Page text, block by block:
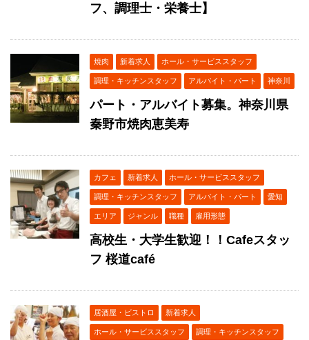
フ、調理士・栄養士】
焼肉 新着求人 ホール・サービススタッフ
調理・キッチンスタッフ アルバイト・パート 神奈川
パート・アルバイト募集。神奈川県
秦野市焼肉恵美寿
カフェ 新着求人 ホール・サービススタッフ
調理・キッチンスタッフ アルバイト・パート 愛知
エリア ジャンル 職種 雇用形態
高校生・大学生歓迎！！Cafeスタッ
フ 桜道café
居酒屋・ビストロ 新着求人
ホール・サービススタッフ 調理・キッチンスタッフ